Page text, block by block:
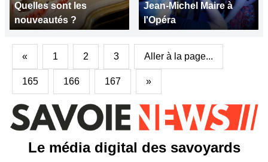
Quelles sont les
nouveautés ?
Jean-Michel Maire à
l'Opéra
« 1 2 3 Aller à la page...
165 166 167 »
Le média digital des savoyards